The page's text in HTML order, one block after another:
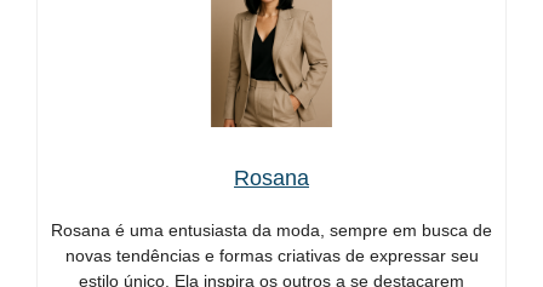
Rosana
Rosana é uma entusiasta da moda, sempre em busca de
novas tendências e formas criativas de expressar seu
estilo único. Ela inspira os outros a se destacarem